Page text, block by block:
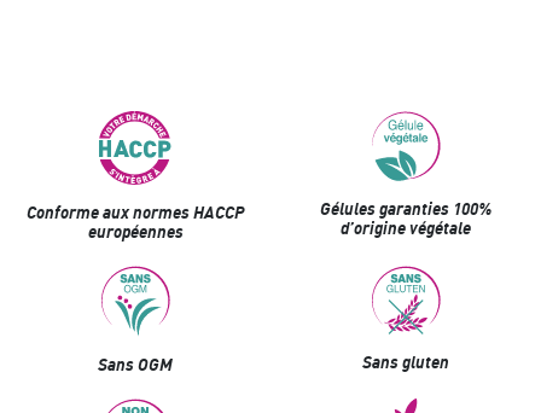
Conforme aux normes HACCP
européennes
Gélules garanties 100%
d’origine végétale
Sans OGM Sans gluten